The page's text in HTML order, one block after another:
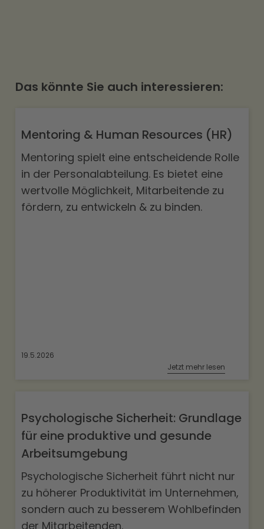
Das könnte Sie auch interessieren:
Mentoring & Human Resources (HR)
Mentoring spielt eine entscheidende Rolle
in der Personalabteilung. Es bietet eine
wertvolle Möglichkeit, Mitarbeitende zu
fördern, zu entwickeln & zu binden.
19.5.2026
Jetzt mehr lesen
Psychologische Sicherheit: Grundlage
für eine produktive und gesunde
Arbeitsumgebung
Psychologische Sicherheit führt nicht nur
zu höherer Produktivität im Unternehmen,
sondern auch zu besserem Wohlbefinden
der Mitarbeitenden.